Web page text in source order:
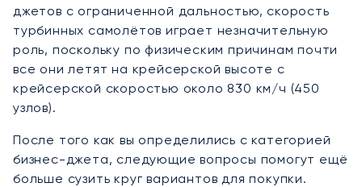
джетов с ограниченной дальностью, скорость
турбинных самолётов играет незначительную
роль, поскольку по физическим причинам почти
все они летят на крейсерской высоте с
крейсерской скоростью около 830 км/ч (450
узлов).
После того как вы определились с категорией
бизнес-джета, следующие вопросы помогут ещё
больше сузить круг вариантов для покупки.